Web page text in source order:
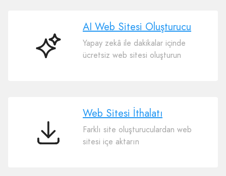
AI
AI Web Sitesi Oluşturucu
Yapay zekâ ile dakikalar içinde
ücretsiz web sitesi oluşturun
Web
Web Sitesi İthalatı
Farklı site oluşturuculardan web
sitesi içe aktarın